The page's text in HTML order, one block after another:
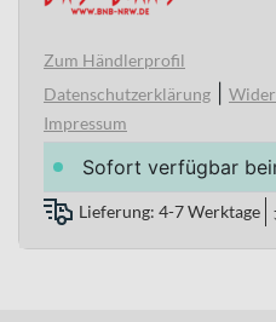
Zum Händlerprofil
Datenschutzerklärung
Impressum
Sofort verfügbar
Lieferung: 4-7 Werktage